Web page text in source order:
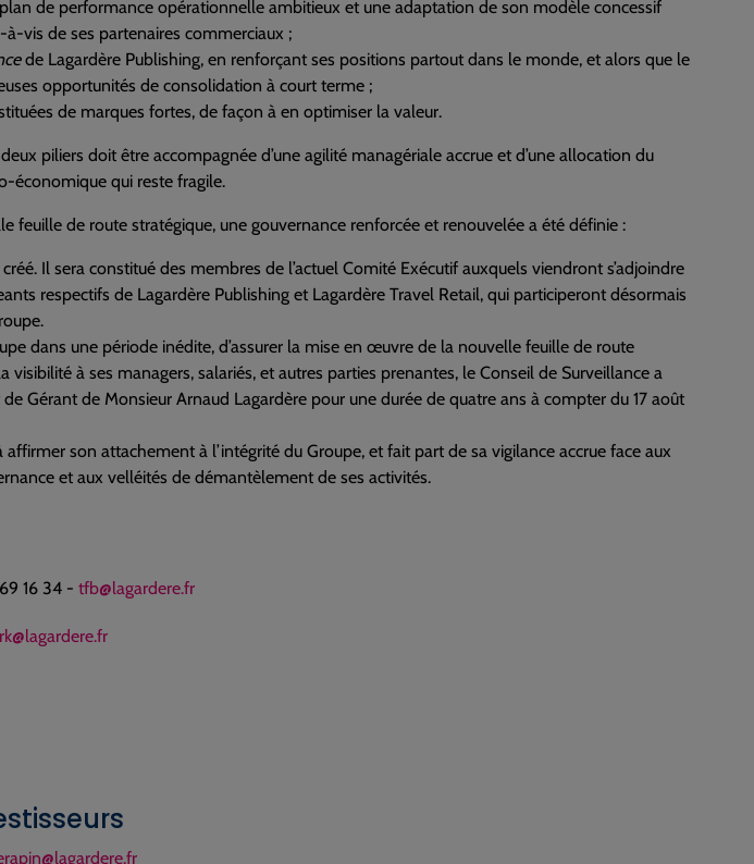
de performance opérationnelle ambitieux et une adaptation de son modèle concessif
vis de ses partenaires commerciaux ;
de Lagardère Publishing, en renforçant ses positions partout dans le monde, et alors que le
opportunités de consolidation à court terme ;
de marques fortes, de façon à en optimiser la valeur.
piliers doit être accompagnée d’une agilité managériale accrue et d’une allocation du
économique qui reste fragile.
feuille de route stratégique, une gouvernance renforcée et renouvelée a été définie :
Il sera constitué des membres de l’actuel Comité Exécutif auxquels viendront s’adjoindre
respectifs de Lagardère Publishing et Lagardère Travel Retail, qui participeront désormais
dans une période inédite, d’assurer la mise en œuvre de la nouvelle feuille de route
à ses managers, salariés, et autres parties prenantes, le Conseil de Surveillance a
Gérant de Monsieur Arnaud Lagardère pour une durée de quatre ans à compter du 17 août
son attachement à l’intégrité du Groupe, et fait part de sa vigilance accrue face aux
et aux velléités de démantèlement de ses activités.
16 34 - tfb@lagardere.fr
rk@lagardere.fr